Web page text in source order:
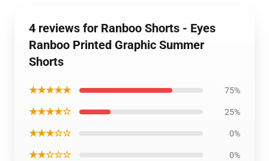
4 reviews for Ranboo Shorts - Eyes
Ranboo Printed Graphic Summer
Shorts
★★★★★ 75%
★★★★☆ 25%
★★★☆☆ 0%
★★☆☆☆ 0%